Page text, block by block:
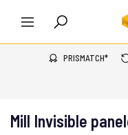
PRISMATCH*
Mill Invisible